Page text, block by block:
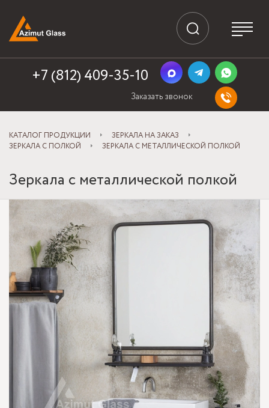
+7 (812) 409-35-10
Заказать звонок
КАТАЛОГ ПРОДУКЦИИ
ЗЕРКАЛА НА ЗАКАЗ
ЗЕРКАЛА С ПОЛКОЙ
ЗЕРКАЛА С МЕТАЛЛИЧЕСКОЙ ПОЛКОЙ
Зеркала с металлической полкой